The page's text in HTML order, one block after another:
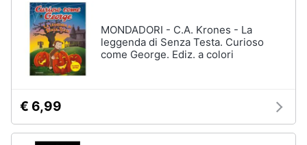
e
igiene
Beauty
Giocattoli
Prima
disney
DVD
Vedi
MONDADORI - C.A. Krones - La
leggenda di Senza Testa. Curioso
come George. Ediz. a colori
€ 6,99